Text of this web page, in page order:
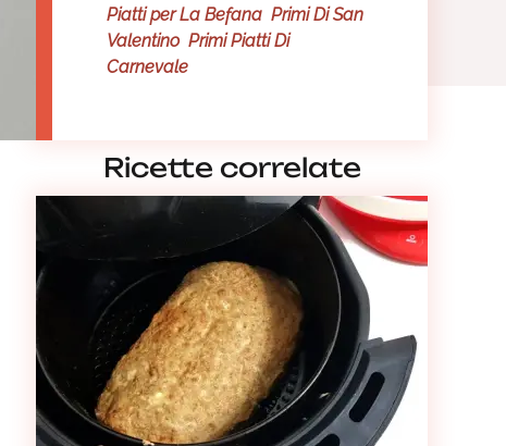
Piatti per La Befana Primi Di San
Valentino Primi Piatti Di
Carnevale
Ricette correlate